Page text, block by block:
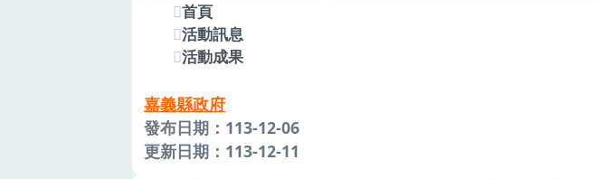
首頁
活動訊息
活動成果
嘉義縣政府
發布日期：113-12-06
更新日期：113-12-11